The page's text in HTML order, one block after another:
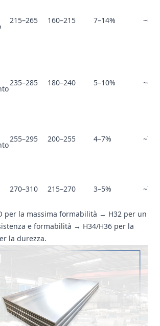
215–265 160–215 7–14% ~60
235–285 180–240 5–10% ~68
255–295 200–255 4–7% ~73
270–310 215–270 3–5% ~77
per la massima formabilità → H32 per un
e formabilità → H34/H36 per la
la durezza.